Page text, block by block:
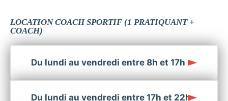
LOCATION COACH SPORTIF (1 PRATIQUANT +
COACH)
Du lundi au vendredi entre 8h et 17h
Du lundi au vendredi entre 17h et 22h